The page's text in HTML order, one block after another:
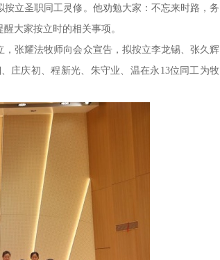
立圣职同工灵修。他劝勉大家：不忘来时路，务
大家按立时的相关事项。
张耀法牧师向会众宣告，拟按立李龙锡、张久辉
庄庆初、程新光、朱守业、温在永13位同工为牧